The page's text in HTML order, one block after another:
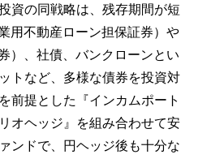
資の同戦略は、残存期間が短
用不動産ローン担保証券）や
）、社債、バンクローンとい
トなど、多様な債券を投資対
前提とした『インカムポート
オヘッジ』を組み合わせて安
ンドで、円ヘッジ後も十分な